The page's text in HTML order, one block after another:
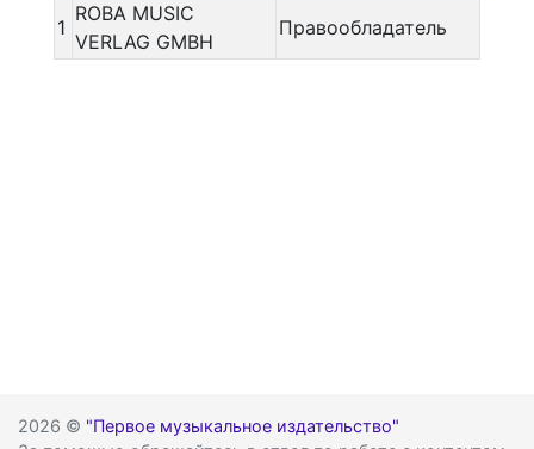
1
ROBA MUSIC
VERLAG GMBH
Правообладатель
2026 © "Первое музыкальное издательство"